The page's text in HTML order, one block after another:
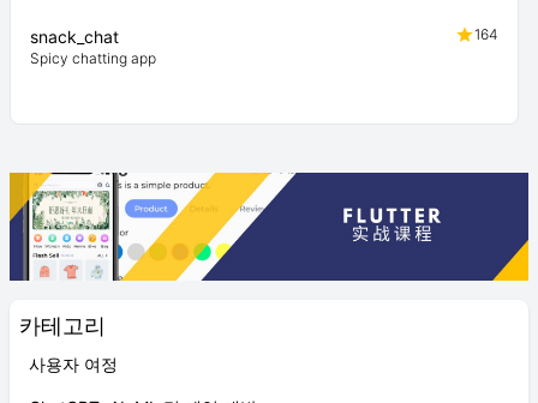
카테고리
사용자 여정
snack_chat
164
Spicy chatting app